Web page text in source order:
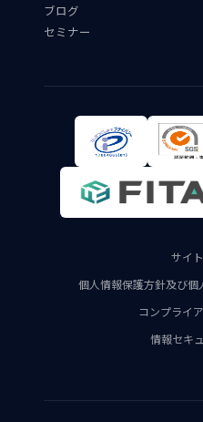
ブログ
セミナー
サイ
個人情報保護方針及び
コンプライ
情報セキ